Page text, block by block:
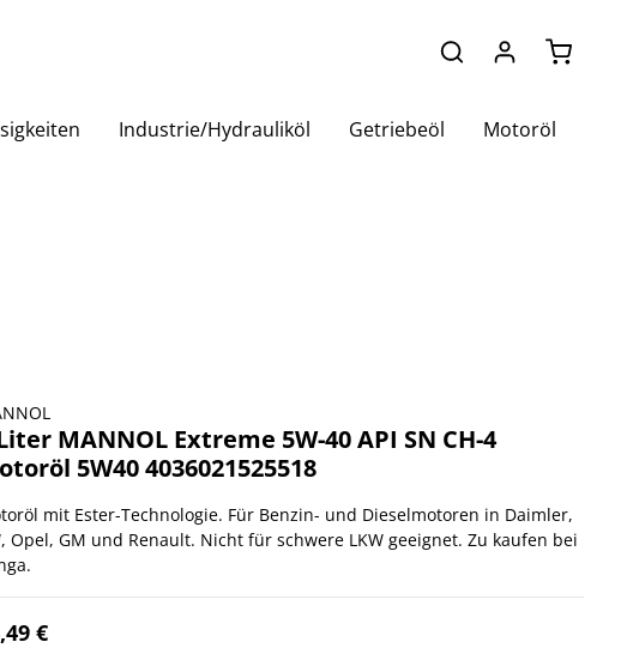
Industrie/Hydrauliköl Getriebeöl Motoröl
MANNOL Extreme 5W-40 API SN CH-4
5W40 4036021525518
mit Ester-Technologie. Für Benzin- und Dieselmotoren in Daimler,
Opel, GM und Renault. Nicht für schwere LKW geeignet. Zu kaufen bei
€